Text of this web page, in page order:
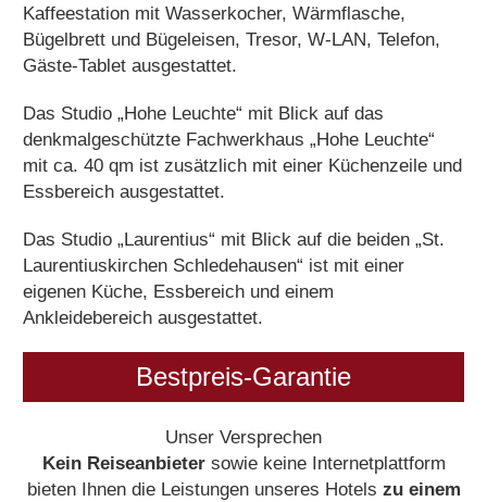
Kaffeestation mit Wasserkocher, Wärmflasche,
Bügelbrett und Bügeleisen, Tresor, W-LAN, Telefon,
Gäste-Tablet ausgestattet.
Das Studio „Hohe Leuchte“ mit Blick auf das
denkmalgeschützte Fachwerkhaus „Hohe Leuchte“
mit ca. 40 qm ist zusätzlich mit einer Küchenzeile und
Essbereich ausgestattet.
Das Studio „Laurentius“ mit Blick auf die beiden „St.
Laurentiuskirchen Schledehausen“ ist mit einer
eigenen Küche, Essbereich und einem
Ankleidebereich ausgestattet.
Bestpreis-Garantie
Unser Versprechen
Kein Reiseanbietersowie keine Internetplattform
bieten Ihnen die Leistungen unseres Hotels zu einem